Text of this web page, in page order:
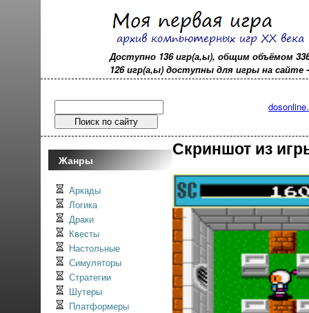
Доступно 136 игр(а,ы), общим объёмом
126 игр(а,ы) доступны для игры на сайте
Жанры
Аркады
Логика
Драки
Квесты
Настольные
Симуляторы
Стратегии
Шутеры
Платформеры
Скриншот из